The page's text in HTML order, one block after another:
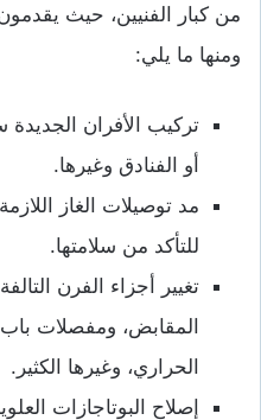
من كبار الفنيين، حيث
ومنها ما يلي:
تركيب الأفران
أو الفنادق وغيرها.
مد توصيلات الغاز
للتأكد من سلامتها.
تغيير أجزاء الفرن
المقابض، ومفصلات
الحراري، وغيرها الكثير.
إصلاح البوتاجازات